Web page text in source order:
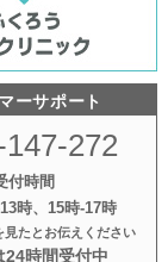
ーサポート
272
付時間
時、15時‐17時
見たとお伝えください
24時間受付中